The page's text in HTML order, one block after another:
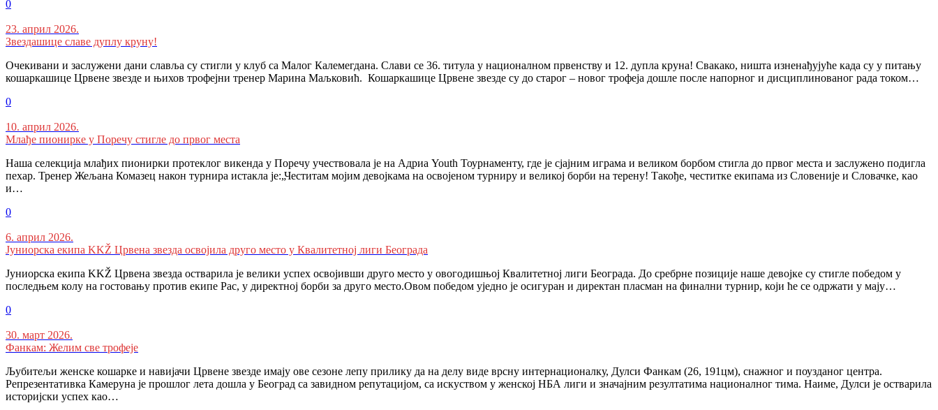
0
23. април 2026.
Звездашице славе дуплу круну!
Очекивани и заслужени дани славља су стигли у клуб са Малог Калемегдана. Слави се 36. титула у националном првенству и 12. дупла круна! Свакако, ништа изненађујуће када су у питању
кошаркашице Црвене звезде и њихов трофејни тренер Марина Маљковић. Кошаркашице Црвене звезде су до старог – новог трофеја дошле после напорног и дисциплинованог рада током…
0
10. април 2026.
Млађе пионирке у Поречу стигле до првог места
Наша селекција млађих пионирки протеклог викенда у Поречу учествовала је на Адриа Youth Тоурнаменту, где је сјајним играма и великом борбом стигла до првог места и заслужено подигла
пехар. Тренер Жељана Комазец након турнира истакла је:„Честитам мојим девојкама на освојеном турниру и великој борби на терену! Такође, честитке екипама из Словеније и Словачке, као
и…
0
6. април 2026.
Jуниорска екипа KKŽ Црвена звезда освојила друго место у Квалитетној лиги Београда
Јуниорска екипа KKŽ Црвена звезда остварила је велики успех освојивши друго место у овогодишњој Квалитетној лиги Београда. До сребрне позиције наше девојке су стигле победом у
последњем колу на гостовању против екипе Рас, у директној борби за друго место.Овом победом уједно је осигуран и директан пласман на финални турнир, који ће се одржати у мају…
0
30. март 2026.
Фанкам: Желим све трофеје
Љубитељи женске кошарке и навијачи Црвене звезде имају ове сезоне лепу прилику да на делу виде врсну интернационалку, Дулси Фанкам (26, 191цм), снажног и поузданог центра.
Репрезентативка Камеруна је прошлог лета дошла у Београд са завидном репутацијом, са искуством у женској НБА лиги и значајним резултатима националног тима. Наиме, Дулси је остварила
историјски успех као…